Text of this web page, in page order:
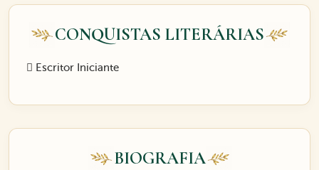
CONQUISTAS LITERÁRIAS
Escritor Iniciante
BIOGRAFIA